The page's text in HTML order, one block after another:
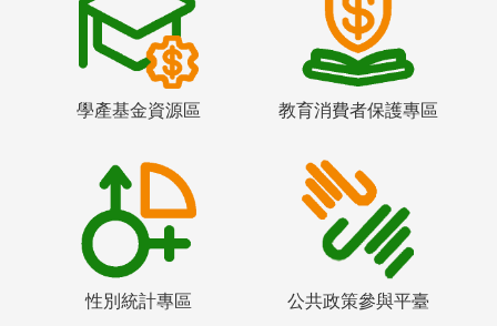
學產基金資源區 教育消費者保護專區
性別統計專區 公共政策參與平臺